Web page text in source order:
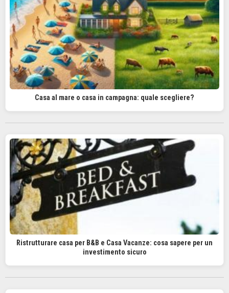
Casa al mare o casa in campagna: quale scegliere?
Ristrutturare casa per B&B e Casa Vacanze: cosa sapere per un
investimento sicuro